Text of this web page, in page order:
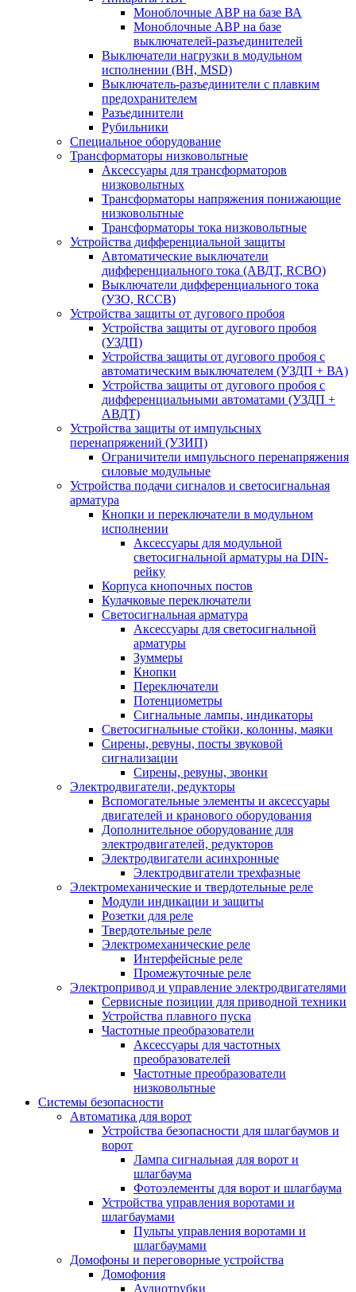
Моноблочные АВР на базе ВА
Моноблочные АВР на базе
выключателей-разъединителей
Выключатели нагрузки в модульном
исполнении (ВН, MSD)
Выключатель-разъединители с плавким
предохранителем
Разъединители
Рубильники
Специальное оборудование
Трансформаторы низковольтные
Аксессуары для трансформаторов
низковольтных
Трансформаторы напряжения понижающие
низковольтные
Трансформаторы тока низковольтные
Устройства дифференциальной защиты
Автоматические выключатели
дифференциального тока (АВДТ, RCBO)
Выключатели дифференциального тока
(УЗО, RCCB)
Устройства защиты от дугового пробоя
Устройства защиты от дугового пробоя
(УЗДП)
Устройства защиты от дугового пробоя с
автоматическим выключателем (УЗДП + ВА)
Устройства защиты от дугового пробоя с
дифференциальными автоматами (УЗДП +
АВДТ)
Устройства защиты от импульсных
перенапряжений (УЗИП)
Ограничители импульсного перенапряжения
силовые модульные
Устройства подачи сигналов и светосигнальная
арматура
Кнопки и переключатели в модульном
исполнении
Аксессуары для модульной
светосигнальной арматуры на DIN-
рейку
Корпуса кнопочных постов
Кулачковые переключатели
Светосигнальная арматура
Аксессуары для светосигнальной
арматуры
Зуммеры
Кнопки
Переключатели
Потенциометры
Сигнальные лампы, индикаторы
Светосигнальные стойки, колонны, маяки
Сирены, ревуны, посты звуковой
сигнализации
Сирены, ревуны, звонки
Электродвигатели, редукторы
Вспомогательные элементы и аксессуары
двигателей и кранового оборудования
Дополнительное оборудование для
электродвигателей, редукторов
Электродвигатели асинхронные
Электродвигатели трехфазные
Электромеханические и твердотельные реле
Модули индикации и защиты
Розетки для реле
Твердотельные реле
Электромеханические реле
Интерфейсные реле
Промежуточные реле
Электропривод и управление электродвигателями
Сервисные позиции для приводной техники
Устройства плавного пуска
Частотные преобразователи
Аксессуары для частотных
преобразователей
Частотные преобразователи
низковольтные
Системы безопасности
Автоматика для ворот
Устройства безопасности для шлагбаумов и
ворот
Лампа сигнальная для ворот и
шлагбаума
Фотоэлементы для ворот и шлагбаума
Устройства управления воротами и
шлагбаумами
Пульты управления воротами и
шлагбаумами
Домофоны и переговорные устройства
Домофония
Аудиотрубки